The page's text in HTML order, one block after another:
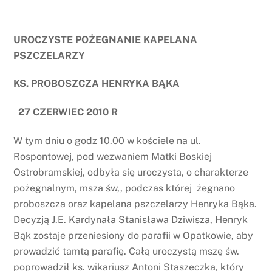
UROCZYSTE POŻEGNANIE KAPELANA
PSZCZELARZY
KS. PROBOSZCZA HENRYKA BĄKA
27 CZERWIEC 2010 R
W tym dniu o godz 10.00 w kościele na ul.
Rospontowej, pod wezwaniem Matki Boskiej
Ostrobramskiej, odbyła się uroczysta, o charakterze
pożegnalnym, msza św,, podczas której żegnano
proboszcza oraz kapelana pszczelarzy Henryka Bąka.
Decyzją J.E. Kardynała Stanisława Dziwisza, Henryk
Bąk zostaje przeniesiony do parafii w Opatkowie, aby
prowadzić tamtą parafię. Całą uroczystą mszę św.
poprowadził ks. wikariusz Antoni Staszeczka, który